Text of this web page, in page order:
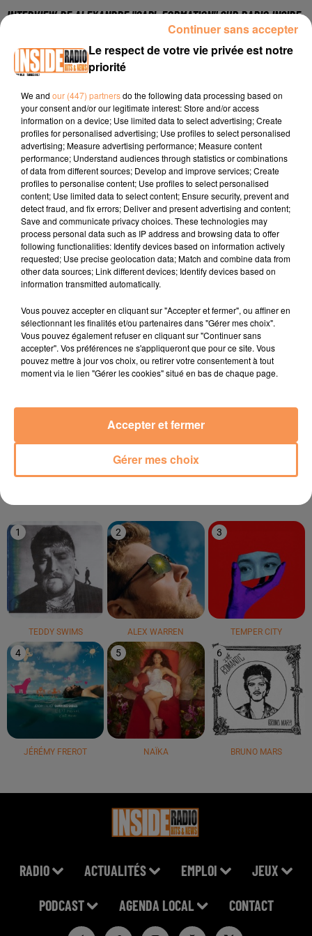
INTERVIEW DE ALEXANDRE "CAPL FORMATION" SUR RADIO INSIDE
Site internet :https://www.caplformation.fr/
https://www.facebook.com/capl.formation
Compte instaram :
https://www.instagram.com/capl_formation
Téléphone : 05 59 83 00 39
TITRES DIFFUSÉS
5h09
5h09 5h06
5h06
CORNEILLE & VITAA
5h03
5h03
Little Time
1
TEDDY SWIMS
2
ALEX WARREN
3
TEMPER CITY
4
JÉRÉMY FREROT
5
NAÏKA
6
BRUNO MARS
RADIO ACTUALITÉS EMPLOI JEUX
PODCAST AGENDA LOCAL CONTACT
Le respect de votre vie privée est notre
priorité
We and our (447) partnersdo the following data processing based on
your consent and/or our legitimate interest: Store and/or access
information on a device; Use limited data to select advertising; Create
profiles for personalised advertising; Use profiles to select personalised
advertising; Measure advertising performance; Measure content
performance; Understand audiences through statistics or combinations
of data from different sources; Develop and improve services; Create
profiles to personalise content; Use profiles to select personalised
content; Use limited data to select content; Ensure security, prevent and
detect fraud, and fix errors; Deliver and present advertising and content;
Save and communicate privacy choices. These technologies may
process personal data such as IP address and browsing data to offer
following functionalities: Identify devices based on information actively
requested; Use precise geolocation data; Match and combine data from
other data sources; Link different devices; Identify devices based on
information transmitted automatically.
Vous pouvez accepter en cliquant sur "Accepter et fermer", ou affiner en
sélectionnant les finalités et/ou partenaires dans "Gérer mes choix".
Vous pouvez également refuser en cliquant sur "Continuer sans
accepter". Vos préférences ne s'appliqueront que pour ce site. Vous
pouvez mettre à jour vos choix, ou retirer votre consentement à tout
moment via le lien "Gérer les cookies" situé en bas de chaque page.
Gérer mes choix
Accepter et fermer
Continuer sans accepter